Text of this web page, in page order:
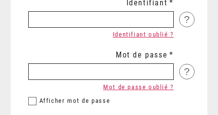
Identifiant
?
Identifiant oublié ?
Mot de passe
?
Afficher mot de passe
Mot de passe oublié ?